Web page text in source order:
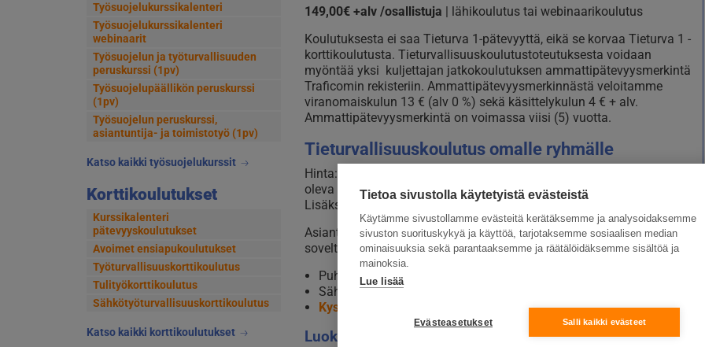
Tietoa sivustolla käytetyistä evästeistä
Käytämme sivustollamme evästeitä kerätäksemme ja analysoidaksemme
sivuston suorituskykyä ja käyttöä, tarjotaksemme sosiaalisen median
ominaisuuksia sekä parantaaksemme ja räätälöidäksemme sisältöä ja
mainoksia.
Lue lisää
Evästeasetukset Salli kaikki evästeet
Työsuojelukurssikalenteri
Työsuojelukurssikalenteri
webinaarit
Työsuojelun ja työturvallisuuden
peruskurssi (1pv)
Työsuojelupäällikön peruskurssi
(1pv)
Työsuojelun peruskurssi,
asiantuntija- ja toimistotyö (1pv)
Katso kaikki työsuojelukurssit
Korttikoulutukset
Kurssikalenteri
pätevyyskoulutukset
Avoimet ensiapukoulutukset
Työturvallisuuskorttikoulutus
Tulityökorttikoulutus
Sähkötyöturvallisuuskorttikoulutus
Katso kaikki korttikoulutukset
149,00€ +alv /osallistuja
| lähikoulutus tai webinaarikoulutus
Koulutuksesta ei saa Tieturva 1-pätevyyttä, eikä se korvaa Tieturva 1 -
korttikoulutusta. Tieturvallisuuskoulutustoteutuksesta voidaan
myöntää yksi kuljettajan jatkokoulutuksen ammattipätevyysmerkintä
Traficomin rekisteriin. Ammattipätevyysmerkinnästä veloitamme
viranomaiskulun 13 € (alv 0 %) sekä käsittelykulun 4 € + alv.
Ammattipätevyysmerkintä on voimassa viisi (5) vuotta.
Tieturvallisuuskoulutus omalle ryhmälle
Hinta: 1190 € + alv / ryhmä. Hintoihin lisätään kulloinkin voimassa
oleva arvonlisävero.
Lisäksi veloitamme rekisteröintikulua 15 € + alv / osallistuja.
Asiantuntijamme auttavat järjestämään juuri teille parhaiten
soveltuvan koulutuksen. Ota yhtettä:
Puhelimitse010 5251 260
Sähköpostillakurssille@suomenensiapukoulutus.fi
Kysy lisää / jätä yhteydenottopyyntö tästä
Luokkahuonetoteutukset (klikkaa päivämäärää)